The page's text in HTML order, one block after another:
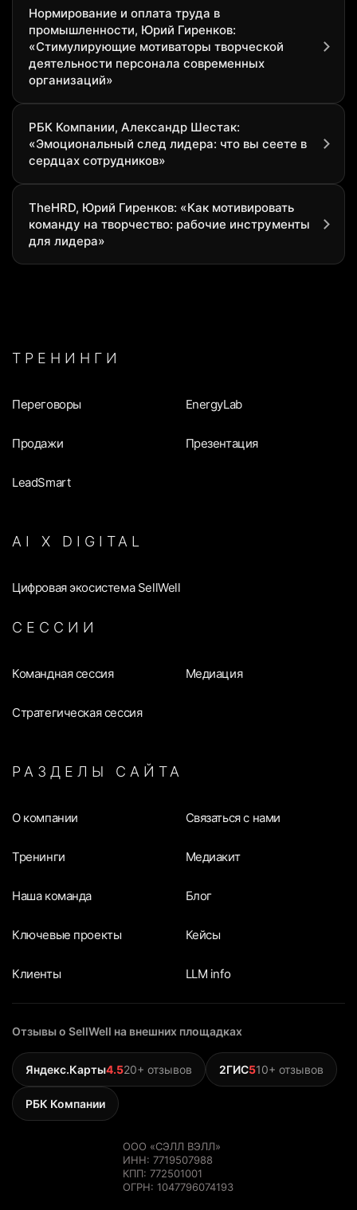
Нормирование и оплата труда в
промышленности, Юрий Гиренков:
«Стимулирующие мотиваторы творческой
деятельности персонала современных
организаций»
РБК Компании, Александр Шестак:
«Эмоциональный след лидера: что вы сеете в
сердцах сотрудников»
TheHRD, Юрий Гиренков: «Как мотивировать
команду на творчество: рабочие инструменты
для лидера»
ТРЕНИНГИ
Переговоры
Продажи
LeadSmart
EnergyLab
Презентация
AI Х DIGITAL
Цифровая экосистема SellWell
СЕССИИ
Командная сессия
Стратегическая сессия
Медиация
РАЗДЕЛЫ САЙТА
О компании
Тренинги
Наша команда
Ключевые проекты
Клиенты
Связаться с нами
Медиакит
Блог
Кейсы
LLM info
Отзывы о SellWell на внешних площадках
Яндекс.Карты4.520+ отзывов 2ГИС510+ отзывов
РБК Компании
ООО «СЭЛЛ ВЭЛЛ»
ИНН: 7719507988
КПП: 772501001
ОГРН: 1047796074193